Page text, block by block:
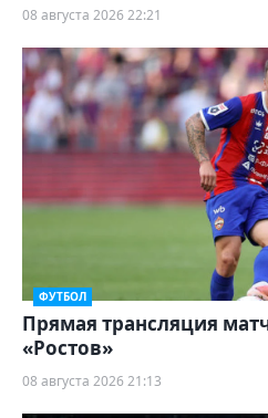
08 августа 2026 22:21
ФУТБОЛ
Прямая трансляция
«Ростов»
08 августа 2026 21:13